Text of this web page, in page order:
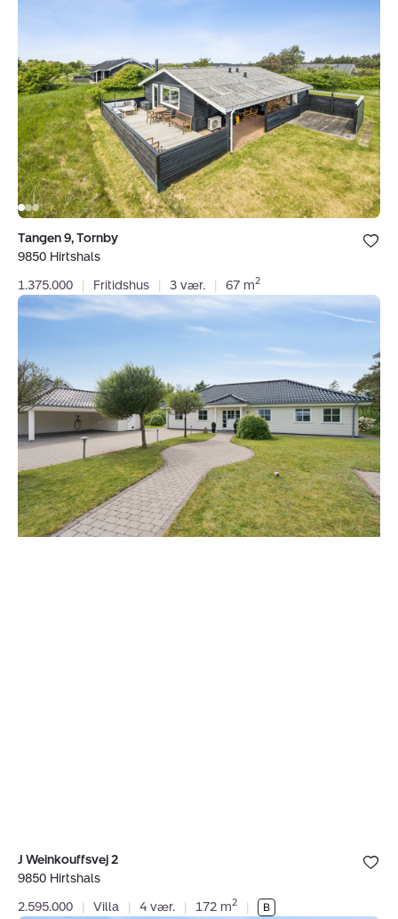
9850
Hirtshals
Bolig er
under dine
Tangen 9, Tornby
9850 Hirtshals
1.375.000
| Fritidshus | 3 vær. | 67 m2
Villa:
2,
9850
Hirtshals
Bolig er
under dine
J Weinkouffsvej 2
9850 Hirtshals
2.595.000
| Villa | 4 vær. | 172 m2 |